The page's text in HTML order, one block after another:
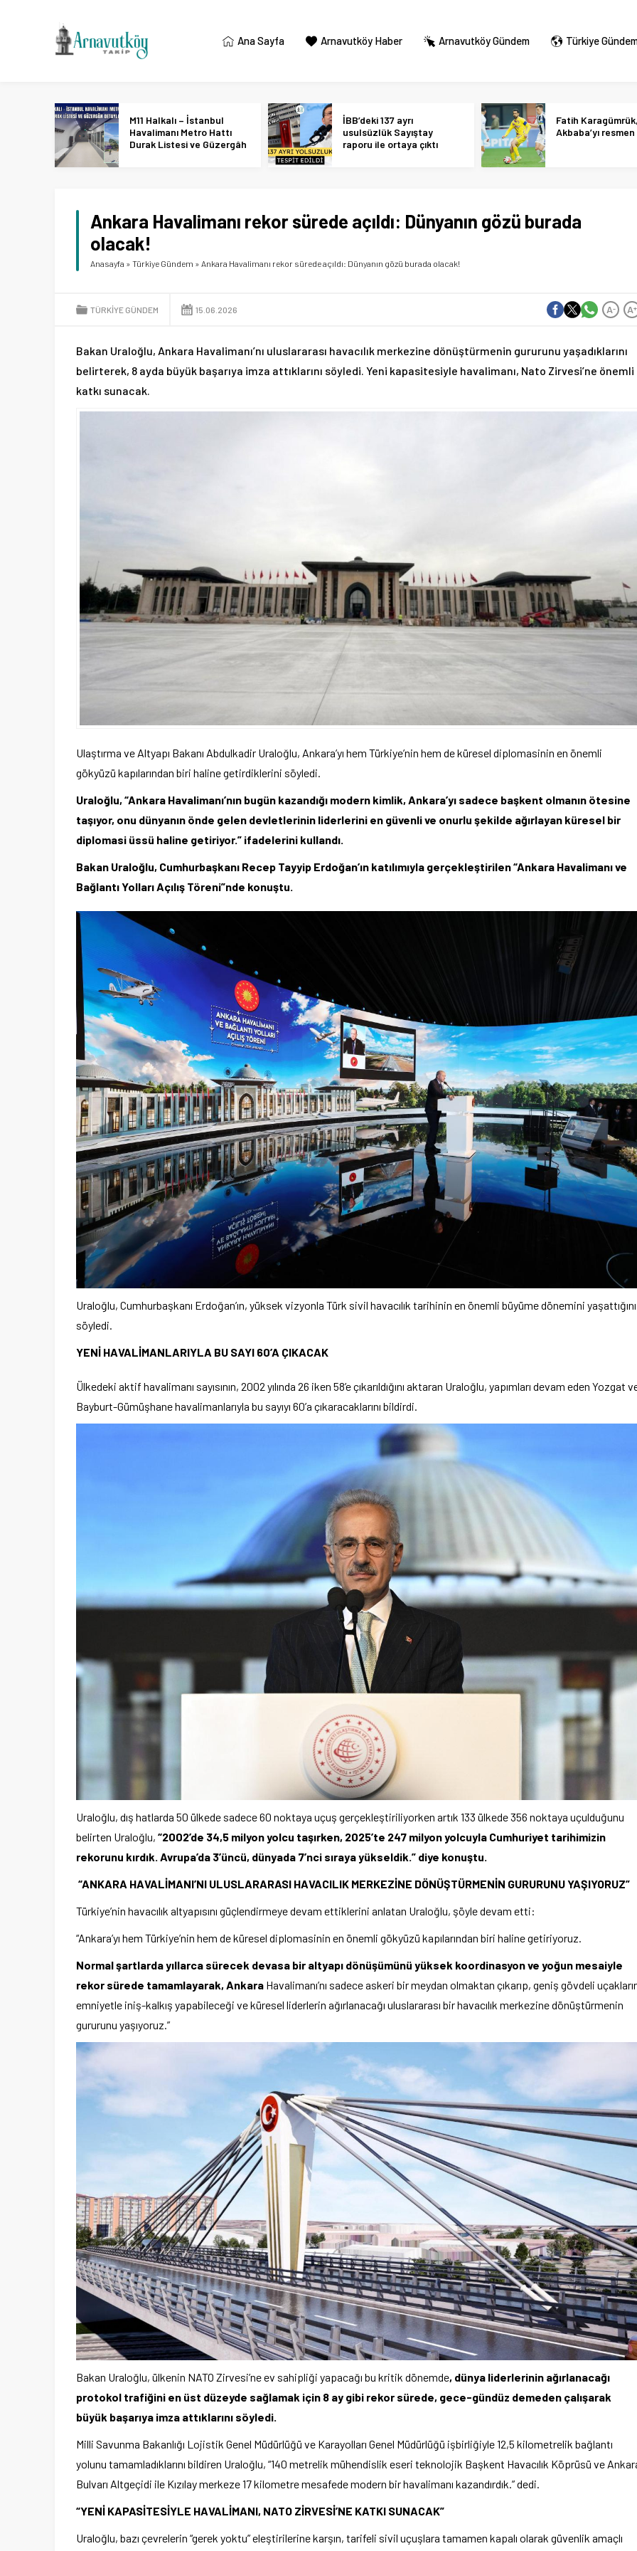
Ana Sayfa Arnavutköy Haber Arnavutköy Gündem Türkiye
M11 Halkalı – İstanbul
Havalimanı Metro Hattı
Durak Listesi ve Güzergâh
İBB’deki 137 ayrı
usulsüzlük Sayıştay
raporu ile ortaya çıktı
Fatih
Akbaba’yı resmen
Ankara Havalimanı rekor sürede açıldı: Dünyanın gözü burada
olacak!
Anasayfa » Türkiye Gündem » Ankara Havalimanı rekor sürede açıldı: Dünyanın gözü burada olacak!
TÜRKIYE GÜNDEM 15.06.2026 A+
A-
Bakan Uraloğlu, Ankara Havalimanı’nı uluslararası havacılık merkezine dönüştürmenin gururunu yaşadıklarını
belirterek, 8 ayda büyük başarıya imza attıklarını söyledi. Yeni kapasitesiyle havalimanı, Nato Zirvesi’ne önemli
katkı sunacak.
Ulaştırma ve Altyapı Bakanı Abdulkadir Uraloğlu, Ankara’yı hem Türkiye’nin hem de küresel diplomasinin en önemli
gökyüzü kapılarından biri haline getirdiklerini söyledi.
Uraloğlu, “Ankara Havalimanı’nın bugün kazandığı modern kimlik, Ankara’yı sadece başkent olmanın ötesine
taşıyor, onu dünyanın önde gelen devletlerinin liderlerini en güvenli ve onurlu şekilde ağırlayan küresel bir
diplomasi üssü haline getiriyor.” ifadelerini kullandı.
Bakan Uraloğlu, Cumhurbaşkanı Recep Tayyip Erdoğan’ın katılımıyla gerçekleştirilen “Ankara Havalimanı ve
Bağlantı Yolları Açılış Töreni”nde konuştu.
Uraloğlu, Cumhurbaşkanı Erdoğan’ın, yüksek vizyonla Türk sivil havacılık tarihinin en önemli büyüme dönemini yaşattığını
söyledi.
YENİ HAVALİMANLARIYLA BU SAYI 60’A ÇIKACAK
Ülkedeki aktif havalimanı sayısının, 2002 yılında 26 iken 58’e çıkarıldığını aktaran Uraloğlu, yapımları devam eden Yozgat
Bayburt-Gümüşhane havalimanlarıyla bu sayıyı 60’a çıkaracaklarını bildirdi.
Uraloğlu, dış hatlarda 50 ülkede sadece 60 noktaya uçuş gerçekleştiriliyorken artık 133 ülkede 356 noktaya uçulduğunu
belirten Uraloğlu, “2002’de 34,5 milyon yolcu taşırken, 2025’te 247 milyon yolcuyla Cumhuriyet tarihimizin
rekorunu kırdık. Avrupa’da 3’üncü, dünyada 7’nci sıraya yükseldik.” diye konuştu.
“ANKARA HAVALİMANI’NI ULUSLARARASI HAVACILIK MERKEZİNE DÖNÜŞTÜRMENİN GURURUNU YAŞIYORUZ”
Türkiye’nin havacılık altyapısını güçlendirmeye devam ettiklerini anlatan Uraloğlu, şöyle devam etti:
“Ankara’yı hem Türkiye’nin hem de küresel diplomasinin en önemli gökyüzü kapılarından biri haline getiriyoruz.
Normal şartlarda yıllarca sürecek devasa bir altyapı dönüşümünü yüksek koordinasyon ve yoğun mesaiyle
rekor sürede tamamlayarak, Ankara Havalimanı’nı sadece askeri bir meydan olmaktan çıkarıp, geniş gövdeli
emniyetle iniş-kalkış yapabileceği ve küresel liderlerin ağırlanacağı uluslararası bir havacılık merkezine dönüştürmenin
gururunu yaşıyoruz.”
Bakan Uraloğlu, ülkenin NATO Zirvesi’ne ev sahipliği yapacağı bu kritik dönemde, dünya liderlerinin ağırlanacağı
protokol trafiğini en üst düzeyde sağlamak için 8 ay gibi rekor sürede, gece-gündüz demeden çalışarak
büyük başarıya imza attıklarını söyledi.
Milli Savunma Bakanlığı Lojistik Genel Müdürlüğü ve Karayolları Genel Müdürlüğü işbirliğiyle 12,5 kilometrelik bağlantı
yolunu tamamladıklarını bildiren Uraloğlu, “140 metrelik mühendislik eseri teknolojik Başkent Havacılık Köprüsü ve
Bulvarı Altgeçidi ile Kızılay merkeze 17 kilometre mesafede modern bir havalimanı kazandırdık.” dedi.
“YENİ KAPASİTESİYLE HAVALİMANI, NATO ZİRVESİ’NE KATKI SUNACAK”
Uraloğlu, bazı çevrelerin “gerek yoktu” eleştirilerine karşın, tarifeli sivil uçuşlara tamamen kapalı olarak güvenlik amaçlı